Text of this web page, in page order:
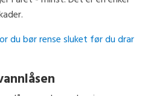
du bør rense sluket før du drar